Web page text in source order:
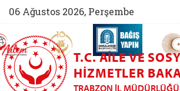
06 Ağustos 2026, Perşembe
(yeni sekmede açılır)
AİLEM İletişim Merkezi (yeni sekmede açılır)
Aile ve Nüfus On Yılı (yeni
T.C. AILE VE
HIZMETLER
TRABZON İL MÜDÜRLÜĞÜ